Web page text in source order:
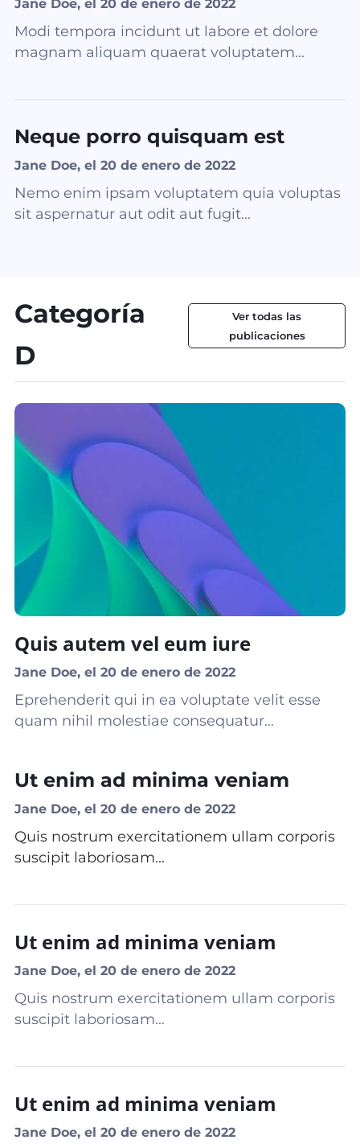
Jane Doe, el 20 de enero de 2022
Modi tempora incidunt ut labore et dolore
magnam aliquam quaerat voluptatem...
Neque porro quisquam est
Jane Doe, el 20 de enero de 2022
Nemo enim ipsam voluptatem quia voluptas
sit aspernatur aut odit aut fugit...
Categoría
D
Ver todas las
publicaciones
Quis autem vel eum iure
Jane Doe, el 20 de enero de 2022
Eprehenderit qui in ea voluptate velit esse
quam nihil molestiae consequatur...
Ut enim ad minima veniam
Jane Doe, el 20 de enero de 2022
Quis nostrum exercitationem ullam corporis
suscipit laboriosam...
Ut enim ad minima veniam
Jane Doe, el 20 de enero de 2022
Quis nostrum exercitationem ullam corporis
suscipit laboriosam...
Ut enim ad minima veniam
Jane Doe, el 20 de enero de 2022